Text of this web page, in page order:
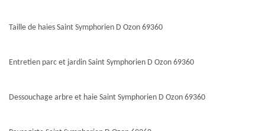
Taille de haies Saint Symphorien D Ozon 69360
Entretien parc et jardin Saint Symphorien D Ozon 69360
Dessouchage arbre et haie Saint Symphorien D Ozon 69360